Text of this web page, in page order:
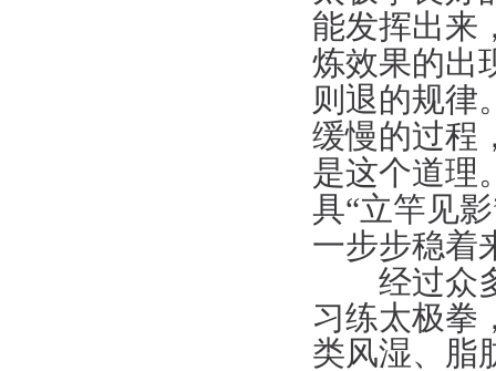
能发挥出来
炼效果的出
则退的规律
缓慢的过程
是这个道理
具“立竿见
一步步稳着
经过众多
习练太极拳
类风湿、脂